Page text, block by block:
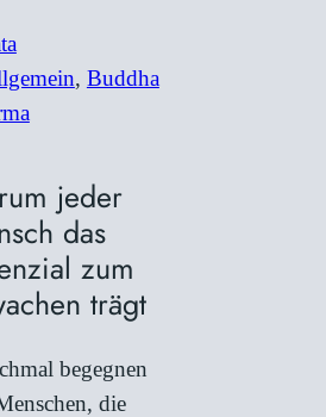
, Buddha
jeder
das
zum
trägt
begegnen
die